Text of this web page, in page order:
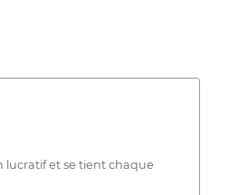
lucratif et se tient chaque